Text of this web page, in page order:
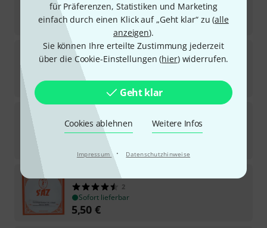
für Präferenzen, Statistiken und Marketing
einfach durch einen Klick auf „Geht klar“ zu (alle
anzeigen).
Sie können Ihre erteilte Zustimmung jederzeit
über die Cookie-Einstellungen (hier) widerrufen.
Geht klar
Cookies ablehnen Weitere Infos
Impressum · Datenschutzhinweise
Sofort lieferbar
6,90 €
Saz CT20C Cura Standard Strings
1
Sofort lieferbar
4,90€
KT25C Kemence Strings LP
Sofort lieferbar
CTB18C Cura Std. Str. Silver
2
Sofort lieferbar
5,50 €